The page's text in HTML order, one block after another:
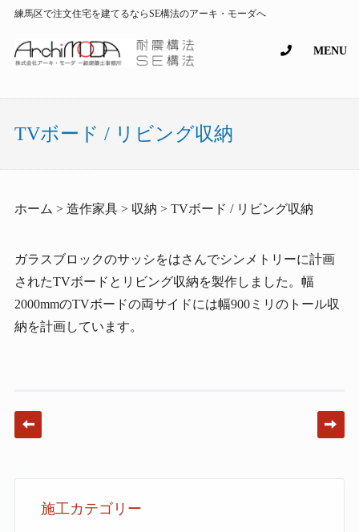
練馬区で注文住宅を建てるならSE構法のアーキ・モーダへ
MENU
TVボード / リビング収納
ホーム > 造作家具 > 収納 > TVボード / リビング収納
ガラスブロックのサッシをはさんでシンメトリーに計画
されたTVボードとリビング収納を製作しました。幅
2000mmのTVボードの両サイドには幅900ミリのトール収
納を計画しています。
Post navigation
施工カテゴリー